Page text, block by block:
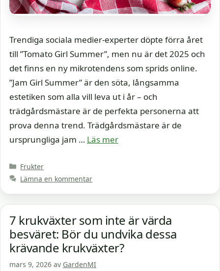
Trendiga sociala medier-experter döpte förra året
till ”Tomato Girl Summer”, men nu är det 2025 och
det finns en ny mikrotendens som sprids online.
”Jam Girl Summer” är den söta, långsamma
estetiken som alla vill leva ut i år – och
trädgårdsmästare är de perfekta personerna att
prova denna trend. Trädgårdsmästare är de
ursprungliga jam … Läs mer
Kategorier
Frukter
Lämna en kommentar
7 krukväxter som inte är värda
besväret: Bör du undvika dessa
krävande krukväxter?
mars 9, 2026 av GardenMI